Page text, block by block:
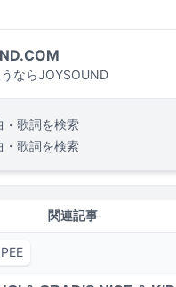
ならJOYSOUND
・歌詞を検索
・歌詞を検索
関連記事